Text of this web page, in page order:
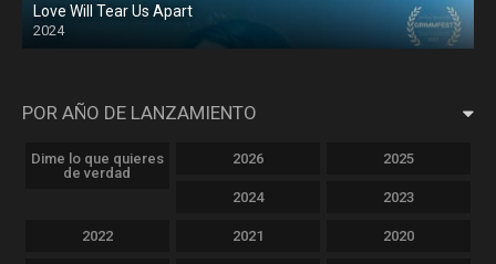
Love Will Tear Us Apart
2024
POR AÑO DE LANZAMIENTO
Dime lo que quieres
de verdad
2026 2025
2024 2023
2022 2021 2020